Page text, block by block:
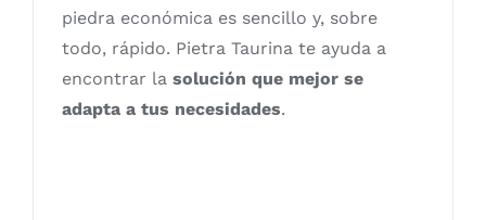
piedra económica es sencillo y, sobre
todo, rápido. Pietra Taurina te ayuda a
encontrar la solución que mejor se
adapta a tus necesidades.